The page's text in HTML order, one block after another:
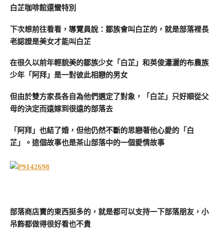
白芷咖啡館還蠻特別
下次想前往看看，導覽員說：鄒族會叫白芷的，就是部落裡長
老認證是美女才能叫白芷
在很久以前年輕貌美的鄒族少女「白芷」和英俊瀟灑的布農族
少年「阿拜」是一對彼此相戀的男女
但由於雙方家長各自為他們選定了對象，「白芷」只好順從父
母的決定而遠嫁到很遠的部落去
「阿拜」也結了婚，但他仍然不斷的思戀著他心愛的「白
芷」。這個故事也是茶山部落中的一個愛情故事
部落商店賣的東西挺多的，就是都可以支持一下部落朋友，小
吊飾都做得很好看也不貴